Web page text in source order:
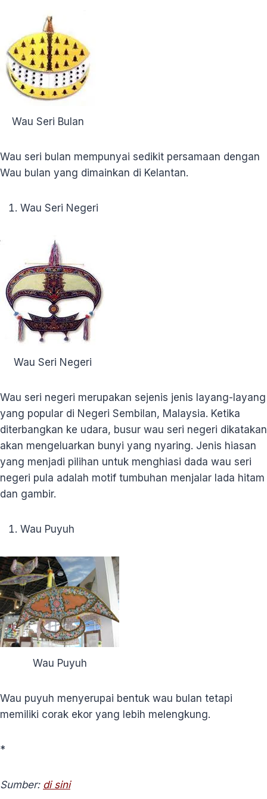
Wau Seri Bulan
Wau seri bulan mempunyai sedikit persamaan dengan
Wau bulan yang dimainkan di Kelantan.
Wau Seri Negeri
Wau Seri Negeri
Wau seri negeri merupakan sejenis jenis layang-layang
yang popular di Negeri Sembilan, Malaysia. Ketika
diterbangkan ke udara, busur wau seri negeri dikatakan
akan mengeluarkan bunyi yang nyaring. Jenis hiasan
yang menjadi pilihan untuk menghiasi dada wau seri
negeri pula adalah motif tumbuhan menjalar lada hitam
dan gambir.
Wau Puyuh
Wau Puyuh
Wau puyuh menyerupai bentuk wau bulan tetapi
memiliki corak ekor yang lebih melengkung.
*
Sumber: di sini